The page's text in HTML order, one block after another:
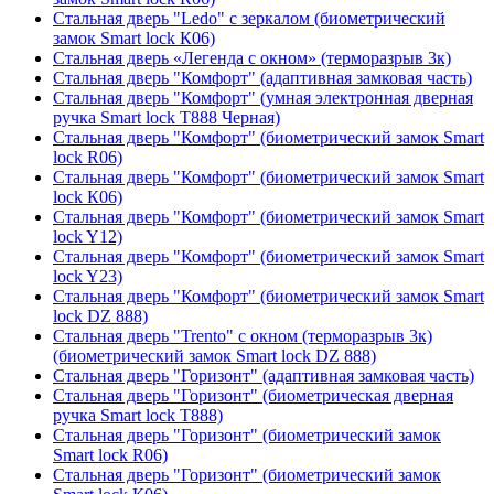
Стальная дверь "Ledo" с зеркалом (биометрический
замок Smart lock К06)
Стальная дверь «Легенда с окном» (терморазрыв 3к)
Стальная дверь "Комфорт" (адаптивная замковая часть)
Стальная дверь "Комфорт" (умная электронная дверная
ручка Smart lock T888 Черная)
Стальная дверь "Комфорт" (биометрический замок Smart
lock R06)
Стальная дверь "Комфорт" (биометрический замок Smart
lock К06)
Стальная дверь "Комфорт" (биометрический замок Smart
lock Y12)
Стальная дверь "Комфорт" (биометрический замок Smart
lock Y23)
Стальная дверь "Комфорт" (биометрический замок Smart
lock DZ 888)
Стальная дверь "Trento" с окном (терморазрыв 3к)
(биометрический замок Smart lock DZ 888)
Стальная дверь "Горизонт" (адаптивная замковая часть)
Стальная дверь "Горизонт" (биометрическая дверная
ручка Smart lock T888)
Стальная дверь "Горизонт" (биометрический замок
Smart lock R06)
Стальная дверь "Горизонт" (биометрический замок